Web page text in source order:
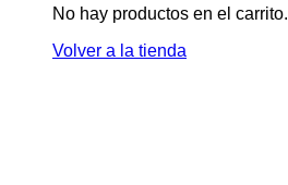
No hay productos en el carrito.
Volver a la tienda